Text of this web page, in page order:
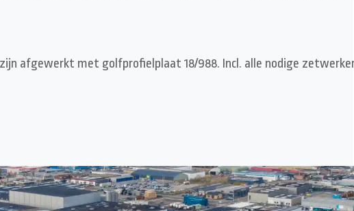
afgewerkt met golfprofielplaat 18/988. Incl. alle nodige